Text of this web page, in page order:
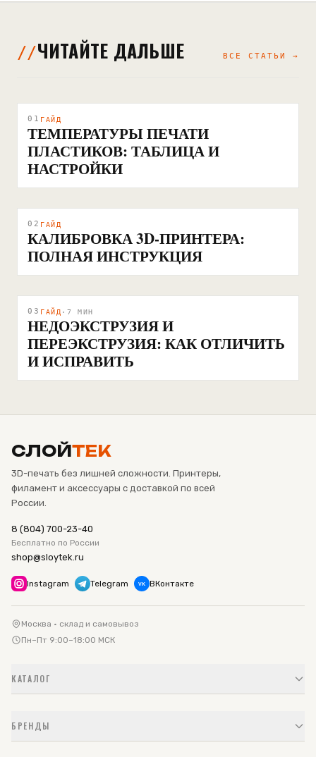
ЧИТАЙТЕ ДАЛЬШЕ ВСЕ СТАТЬИ →
01 ГАЙД
ТЕМПЕРАТУРЫ ПЕЧАТИ
ПЛАСТИКОВ: ТАБЛИЦА И
НАСТРОЙКИ
02 ГАЙД
КАЛИБРОВКА 3D-ПРИНТЕРА:
ПОЛНАЯ ИНСТРУКЦИЯ
03 ГАЙД · 7 МИН
НЕДОЭКСТРУЗИЯ И
ПЕРЕЭКСТРУЗИЯ: КАК ОТЛИЧИТЬ
И ИСПРАВИТЬ
СЛОЙТЕК
3D-печать без лишней сложности. Принтеры,
филамент и аксессуары с доставкой по всей
России.
8 (804) 700-23-40
Бесплатно по России
shop@sloytek.ru
Instagram Telegram VK ВКонтакте
Москва · склад и самовывоз
Пн–Пт 9:00–18:00 МСК
КАТАЛОГ
БРЕНДЫ